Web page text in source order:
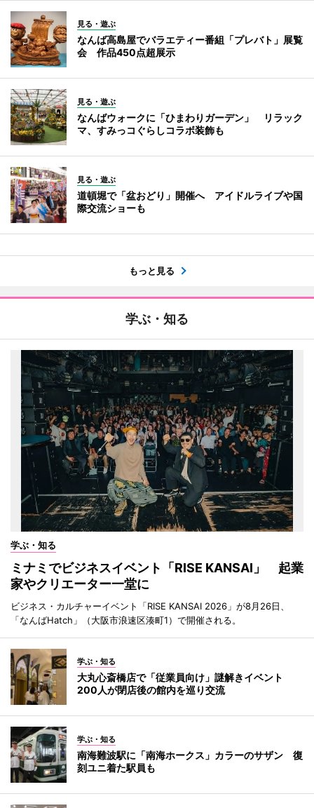
見る・遊ぶ
なんば高島屋でバラエティー番組「プレバト」展覧
会 作品450点超展示
見る・遊ぶ
なんばウォークに「ひまわりガーデン」 リラック
マ、すみっコぐらしコラボ装飾も
見る・遊ぶ
道頓堀で「盆おどり」開催へ アイドルライブや国
際交流ショーも
もっと見る
学ぶ・知る
学ぶ・知る
ミナミでビジネスイベント「RISE KANSAI」 起業
家やクリエーター一堂に
ビジネス・カルチャーイベント「RISE KANSAI 2026」が8月26日、
「なんばHatch」（大阪市浪速区湊町1）で開催される。
学ぶ・知る
大丸心斎橋店で「従業員向け」謎解きイベント
200人が閉店後の館内を巡り交流
学ぶ・知る
南海難波駅に「南海ホークス」カラーのサザン 復
刻ユニ着た駅員も